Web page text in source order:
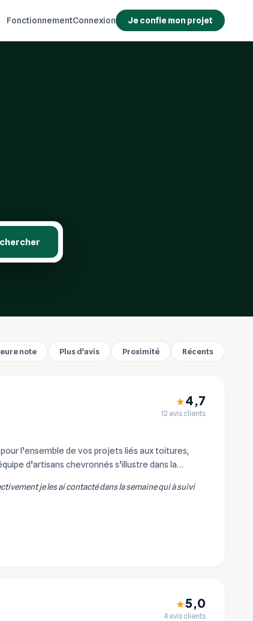
FonctionnementConnexion Je confie mon projet
note Plus d'avis Proximité Récents
★4,7
12 avis clients
l’ensemble de vos projets liés aux toitures,
d’artisans chevronnés s’illustre dans la
je les ai contacté dans la semaine qui à suivi
★5,0
4 avis clients